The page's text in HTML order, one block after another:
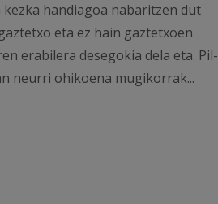
handiagoa nabaritzen dut
eta ez hain gaztetxoen
erabilera desegokia dela eta. Pil-
neurri ohikoena mugikorrak...